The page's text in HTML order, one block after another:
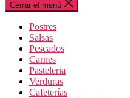
Cerrar el menú
Postres
Salsas
Pescados
Carnes
Pasteleria
Verduras
Cafeterías